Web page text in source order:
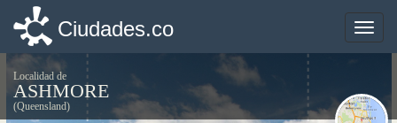
Toggle
Ciudades.co
Localidad de
ASHMORE
(Queensland)
Toggle
Ciudades.co